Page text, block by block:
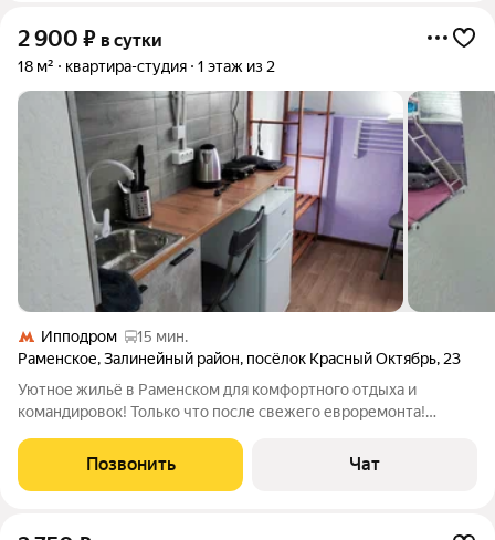
2 900 ₽ в сутки
18 м² квартира-студия 1 этаж из 2
Ипподром
15 мин.
Раменское,Залинейный район, посёлок Красный Октябрь, 23
Уютное жильё в Раменском для комфортного отдыха и
командировок! Только что после свежего евроремонта!
До МЦД Фабричная 5 мин. пешком, до Москвы 25 мин. на
электричке! Рядом продуктовые
Позвонить Чат